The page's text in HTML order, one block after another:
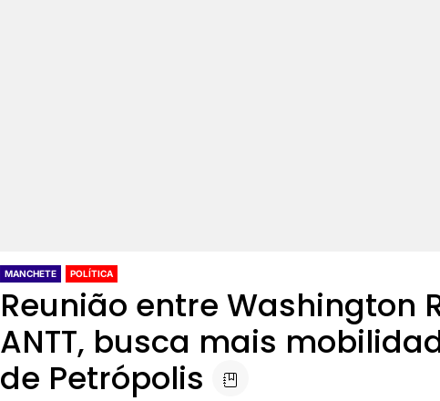
MANCHETE POLÍTICA
Reunião entre Washington
ANTT, busca mais
de Petrópolis